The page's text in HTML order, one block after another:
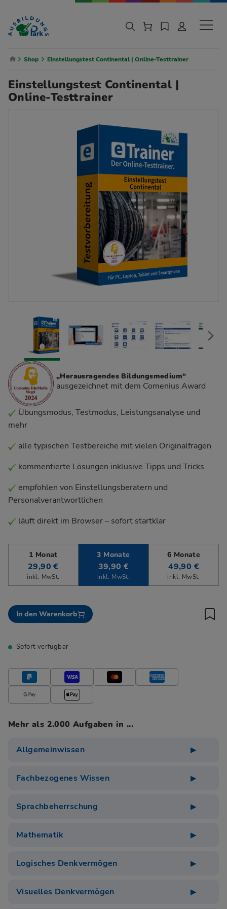
Zur Navigation springen
Zu den Hauptinhalten springen
Shop Einstellungstest Continental | Online-Testtrainer
Einstellungstest Continental |
Online-Testtrainer
„Herausragendes Bildungsmedium“
ausgezeichnet mit dem Comenius Award
Übungsmodus, Testmodus, Leistungsanalyse und
mehr
alle typischen Testbereiche mit vielen Originalfragen
kommentierte Lösungen inklusive Tipps und Tricks
empfohlen von Einstellungsberatern und
Personalverantwortlichen
läuft direkt im Browser – sofort startklar
1 Monat
29,90 €
inkl. MwSt.
3 Monate
39,90 €
inkl. MwSt.
6 Monate
49,90 €
inkl. MwSt.
In den Warenkorb
Sofort verfügbar
Mehr als 2.000 Aufgaben in ...
Allgemeinwissen
Fachbezogenes Wissen
Sprachbeherrschung
Mathematik
Logisches Denkvermögen
Visuelles Denkvermögen